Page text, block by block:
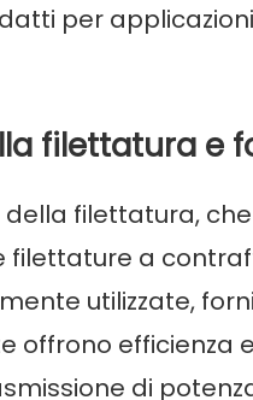
per
filettatura e
filettatura,
a
utilizzate,
offrono
di